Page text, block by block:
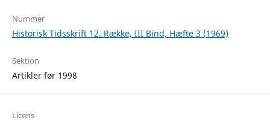
Nummer
Historisk Tidsskrift 12. Række, III Bind, Hæfte 3 (1969)
Sektion
Artikler før 1998
Licens